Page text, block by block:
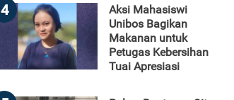
4
Aksi Mahasiswi
Unibos Bagikan
Makanan untuk
Petugas Kebersihan
Tuai Apresiasi